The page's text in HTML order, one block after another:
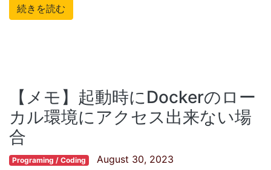
続きを読む
【メモ】起動時にDockerのロー
カル環境にアクセス出来ない場
合
Programing / Coding August 30, 2023